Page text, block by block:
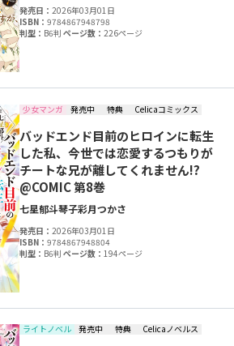
発売日：2026年03月01日
ISBN：9784867948798
判型： B6判ページ数：226ページ
少女マンガ 発売中 特典 Celicaコミックス
バッドエンド目前のヒロインに転生
した私、今世では恋愛するつもりが
チートな兄が離してくれません!?
@COMIC 第8巻
七星郁斗琴子彩月つかさ
発売日：2026年03月01日
ISBN：9784867948804
判型： B6判ページ数： 194ページ
ライトノベル 発売中 特典 Celicaノベルス